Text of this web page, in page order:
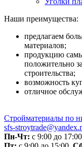
Наши преимущества:
предлагаем
материалов;
продукцию
положительно
строительства;
возможность
отличное
Стройматериалы по
sfs-
Пн-Чт: с 9:00 до